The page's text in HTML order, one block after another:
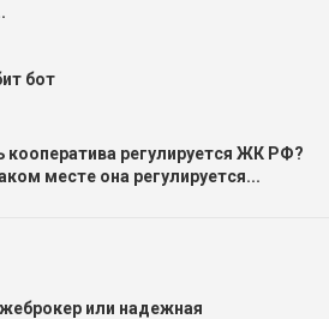
бот
кооператива регулируется ЖК РФ?
месте она регулируется...
или надежная